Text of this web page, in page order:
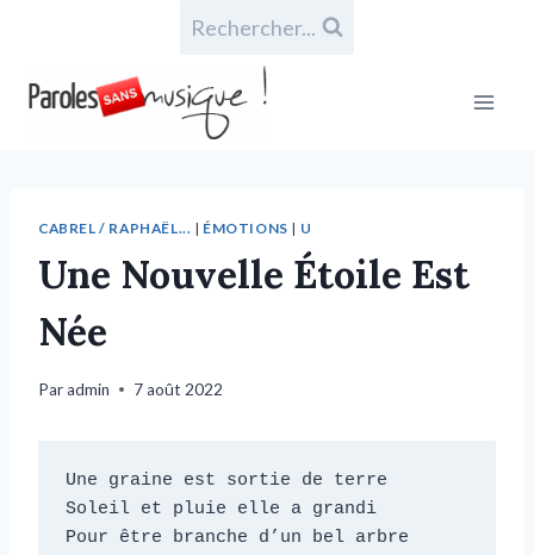
Rechercher...
CABREL / RAPHAËL... | ÉMOTIONS | U
Une Nouvelle Étoile Est
Née
Paradmin 7 août 2022
Une graine est sortie de terre
Soleil et pluie elle a grandi
Pour être branche d’un bel arbre